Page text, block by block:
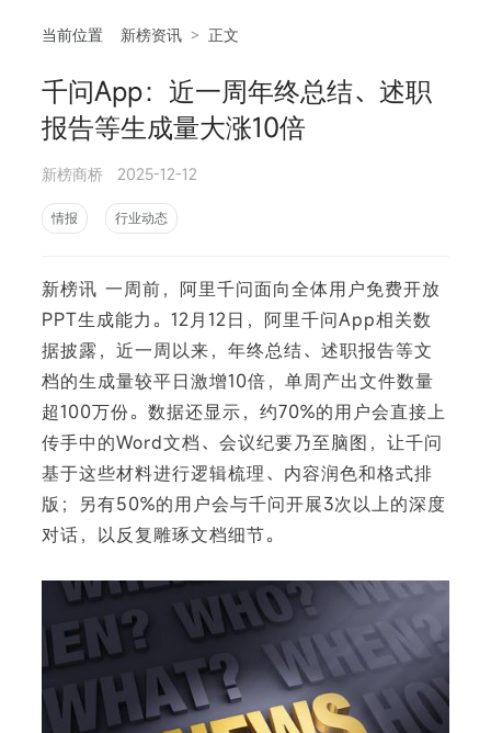
当前位置 新榜资讯 > 正文
千问App：近一周年终总结、述职
报告等生成量大涨10倍
新榜商桥 2025-12-12
情报 行业动态
新榜讯 一周前，阿里千问面向全体用户免费开放
PPT生成能力。12月12日，阿里千问App相关数
据披露，近一周以来，年终总结、述职报告等文
档的生成量较平日激增10倍，单周产出文件数量
超100万份。数据还显示，约70%的用户会直接上
传手中的Word文档、会议纪要乃至脑图，让千问
基于这些材料进行逻辑梳理、内容润色和格式排
版；另有50%的用户会与千问开展3次以上的深度
对话，以反复雕琢文档细节。